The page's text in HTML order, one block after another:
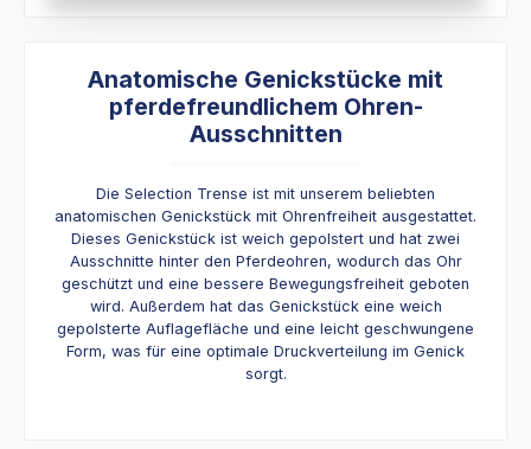
Anatomische Genickstücke mit
pferdefreundlichem Ohren-
Ausschnitten
Die Selection Trense ist mit unserem beliebten
anatomischen Genickstück mit Ohrenfreiheit ausgestattet.
Dieses Genickstück ist weich gepolstert und hat zwei
Ausschnitte hinter den Pferdeohren, wodurch das Ohr
geschützt und eine bessere Bewegungsfreiheit geboten
wird. Außerdem hat das Genickstück eine weich
gepolsterte Auflagefläche und eine leicht geschwungene
Form, was für eine optimale Druckverteilung im Genick
sorgt.